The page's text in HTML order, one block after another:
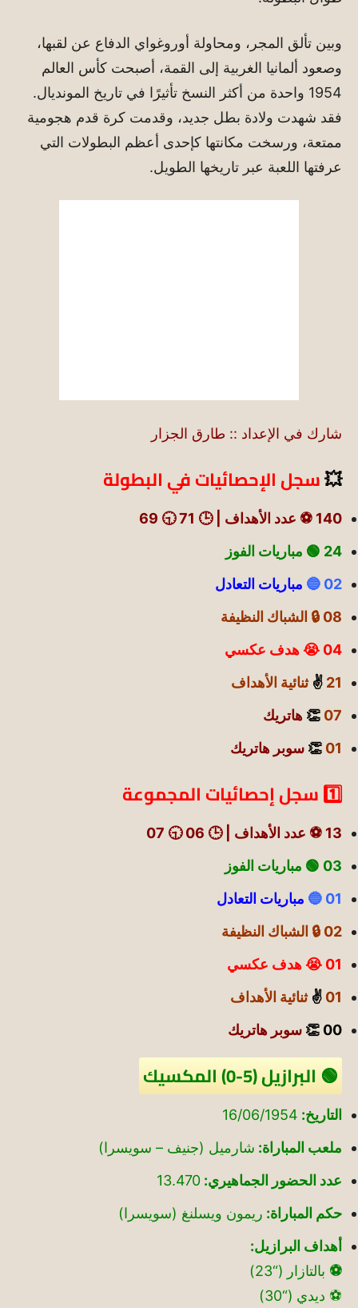
وبين تألق المجر، ومحاولة أوروغواي الدفاع عن لقبها،
وصعود ألمانيا الغربية إلى القمة، أصبحت كأس العالم
1954 واحدة من أكثر النسخ تأثيرًا في تاريخ المونديال.
فقد شهدت ولادة بطل جديد، وقدمت كرة قدم هجومية
ممتعة، ورسخت مكانتها كإحدى أعظم البطولات التي
عرفتها اللعبة عبر تاريخها الطويل.
شارك في الإعداد :: طارق الجزار
💥سجل الإحصائيات في البطولة
140 ⚽ عدد الأهداف | 🕒 71 🕤 69
24 🟢
مباريات الفوز
02 🔵
مباريات التعادل
08 🔒 الشباك النظيفة
04 😭 هدف عكسي
21
✌️ ثنائية الأهداف
07
👏 هاتريك
01
👏 سوبر هاتريك
1️⃣ سجل إحصائيات المجموعة
13 ⚽ عدد الأهداف | 🕒 06 🕤 07
03 🟢
مباريات الفوز
01 🔵
مباريات التعادل
02 🔒 الشباك النظيفة
01 😭 هدف عكسي
01
✌️ ثنائية الأهداف
00 👏
سوبر هاتريك
🟢 البرازيل (5-0) المكسيك
التاريخ: 16/06/1954
ملعب المباراة: شارميل (جنيف – سويسرا)
عدد الحضور الجماهيري: 13.470
حكم المباراة: ريمون ويسلنغ (سويسرا)
أهداف البرازيل:
⚽ بالتازار (“23)
⚽ ديدي (“30)